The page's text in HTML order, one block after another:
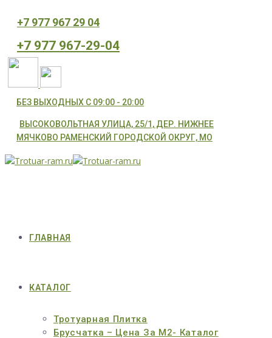
⁦+7 977 967 29 04
⁦+7 977 967-29-04
БЕЗ ВЫХОДНЫХ С 09:00 - 20:00
ВЫСОКОВОЛЬТНАЯ УЛИЦА, 25/1, ДЕР. НИЖНЕЕ
МЯЧКОВО РАМЕНСКИЙ ГОРОДСКОЙ ОКРУГ, МО
ГЛАВНАЯ
КАТАЛОГ
Тротуарная Плитка
Брусчатка – Цена За М2- Каталог